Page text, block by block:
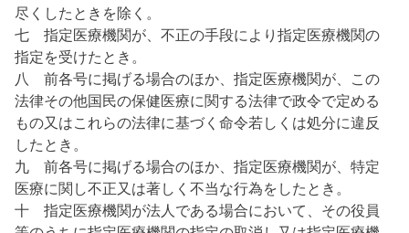
尽くしたときを除く。
七 指定医療機関が、不正の手段により指定医療機関の
指定を受けたとき。
八 前各号に掲げる場合のほか、指定医療機関が、この
法律その他国民の保健医療に関する法律で政令で定める
もの又はこれらの法律に基づく命令若しくは処分に違反
したとき。
九 前各号に掲げる場合のほか、指定医療機関が、特定
医療に関し不正又は著しく不当な行為をしたとき。
十 指定医療機関が法人である場合において、その役員